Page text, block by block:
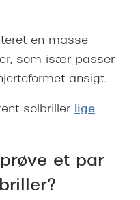
en masse
som især passer
ansigt.
solbriller lige
et par